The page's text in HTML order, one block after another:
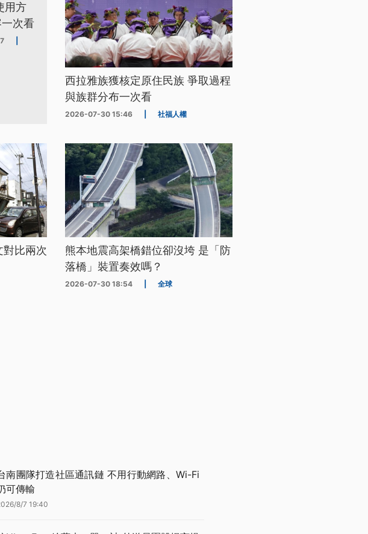
用方
次看
西拉雅族獲核定原住民族 爭取過程
與族群分布一次看
2026-07-30 15:46 社福人權
比兩次
熊本地震高架橋錯位卻沒垮 是「防
落橋」裝置奏效嗎？
2026-07-30 18:54 全球
南團隊打造社區通訊鏈 不用行動網路、Wi-Fi
可傳輸
8/7 19:40